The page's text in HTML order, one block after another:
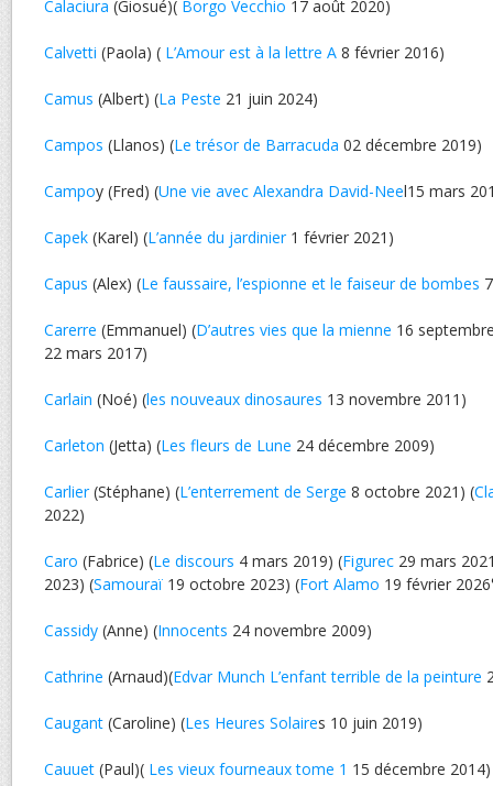
Calaciura (Giosué)( Borgo Vecchio 17 août 2020)
Calvetti (Paola) ( L’Amour est à la lettre A 8 février 2016)
Camus (Albert) (La Peste 21 juin 2024)
Campos (Llanos) (Le trésor de Barracuda 02 décembre 2019)
Campoy (Fred) (Une vie avec Alexandra David-Neel15 mars
Capek (Karel) (L’année du jardinier1 février 2021)
Capus (Alex) (Le faussaire, l’espionne et le faiseur de bombes
Carerre (Emmanuel) (D’autres vies que la mienne 16
22 mars 2017)
Carlain (Noé) (les nouveaux dinosaures 13 novembre 2011)
Carleton (Jetta) (Les fleurs de Lune 24 décembre 2009)
Carlier(Stéphane) (L’enterrement de Serge 8 octobre 2021) (
2022)
Caro (Fabrice) (Le discours 4 mars 2019) (Figurec 29 mars
2023) (Samouraï 19 octobre 2023) (Fort Alamo 19 février
Cassidy (Anne) (Innocents 24 novembre 2009)
Cathrine (Arnaud)(Edvar Munch L’enfant terrible de la peinture
Caugant (Caroline) (Les Heures Solaires 10 juin 2019)
Cauuet (Paul)( Les vieux fourneaux tome 1 15 décembre 2014)